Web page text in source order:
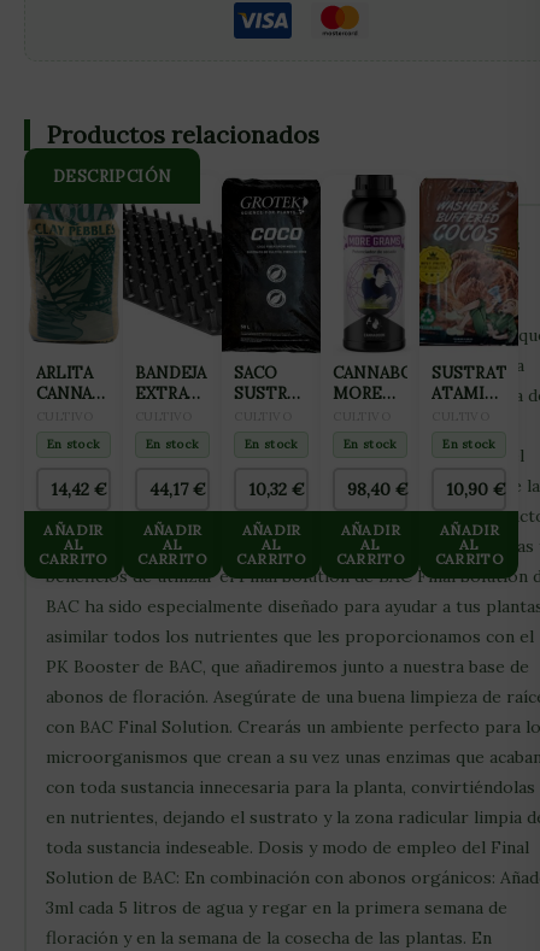
DESCRIPCIÓN
Realiza un buen lavado de raíces para el mejor sabor de tus
cogollos con Final Solution de BAC Final Solution de BAC
limpia las raíces de tus plantas para que las coseches en su
punto, sus flores mantengan su sabor original y que no
a la garganta al fumarlas. Crea enzimas que acaban con toda
sustancia de desecho, transformándolas en una nueva carga
microorganismos que las producen. Neutraliza el sodio y el
cloro del agua de riego, con lo que mejoramos la calidad de la
solución de nutrientes que les damos. Se trata de un
concentrado muy fuerte; se utilizan dosis muy bajas. Ventajas
beneficios de utilizar el Final Solution de BAC Final Solution
BAC ha sido especialmente diseñado para ayudar a tus
asimilar todos los nutrientes que les proporcionamos con el
PK Booster de BAC, que añadiremos junto a nuestra base de
abonos de floración. Asegúrate de una buena limpieza de
con BAC Final Solution. Crearás un ambiente perfecto para
microorganismos que crean a su vez unas enzimas que
con toda sustancia innecesaria para la planta, convirtiéndolas
en nutrientes, dejando el sustrato y la zona radicular limpia
toda sustancia indeseable. Dosis y modo de empleo del Final
Solution de BAC: En combinación con abonos orgánicos:
3ml cada 5 litros de agua y regar en la primera semana de
floración y en la semana de la cosecha de las plantas. En
Productos relacionados
ARLITA
CANNA
CLAY
PEBLES
(ARCILLA
EXPANDIDA
8×16)
En stock
14,42 €
AÑADIR
AL
CARRITO
BANDEJA
EXTRACCION
ALVEOLOS
En stock
44,17€
AÑADIR
AL
CARRITO
SACO
SUSTRATO
GROTEK
50L
En stock
10,32€
AÑADIR
AL
CARRITO
CANNABOOM
MORE
1150ML
En stock
98,40€
AÑADIR
AL
CARRITO
SUSTRATO
ATAMI
WASHED
&
50 L
En stock
10,90€
AÑADIR
AL
CARRITO